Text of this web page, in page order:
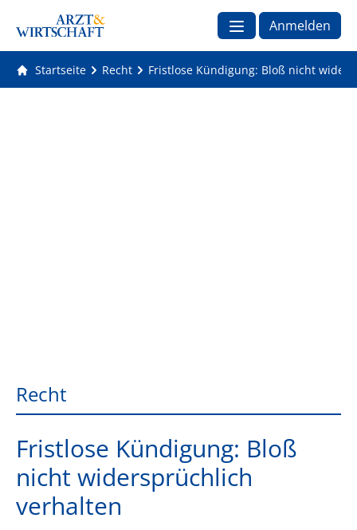
Anmelden
Startseite Recht Fristlose Kündigung: Bloß nicht
Recht
Fristlose Kündigung: Bloß
nicht widersprüchlich
verhalten